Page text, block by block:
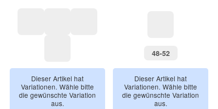
Dieser Artikel hat
Variationen. Wähle bitte
die gewünschte Variation
aus.
48-5248-52
Dieser Artikel hat
Variationen. Wähle bitte
die gewünschte Variation
aus.